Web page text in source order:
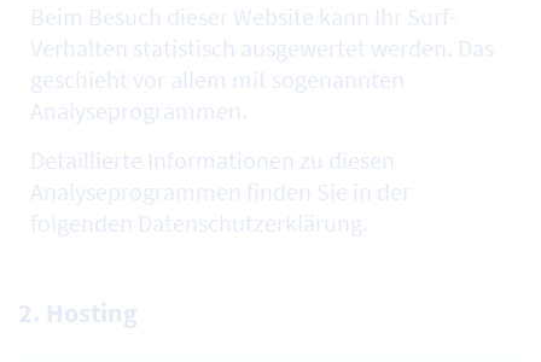
Beim Besuch dieser Website kann Ihr Surf-
Verhalten statistisch ausgewertet werden. Das
geschieht vor allem mit sogenannten
Analyseprogrammen.
Detaillierte Informationen zu diesen
Analyseprogrammen finden Sie in der
folgenden Datenschutzerklärung.
2. Hosting